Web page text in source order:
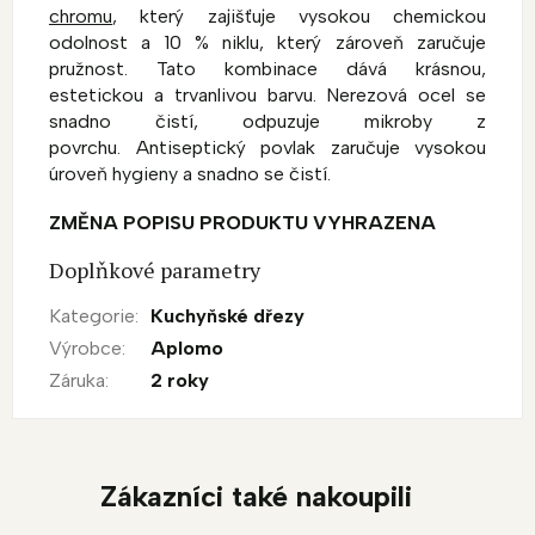
chromu, který zajišťuje vysokou chemickou
odolnost a 10 % niklu, který zároveň zaručuje
pružnost. Tato kombinace dává krásnou,
estetickou a trvanlivou barvu. Nerezová ocel se
snadno čistí, odpuzuje mikroby z
povrchu. Antiseptický povlak zaručuje vysokou
úroveň hygieny a snadno se čistí.
ZMĚNA POPISU PRODUKTU VYHRAZENA
Doplňkové parametry
Kategorie:
Kuchyňské dřezy
Výrobce:
Aplomo
Záruka: 2 roky
Zákazníci také nakoupili